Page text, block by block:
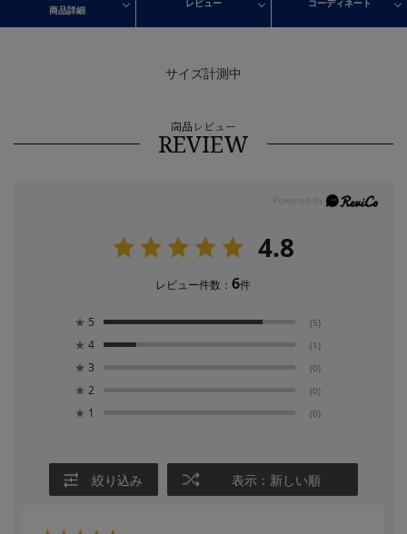
商品詳細
レビュー コーディネート
サイズ計測中
商品レビュー
REVIEW
4.8
レビュー件数：6件
★ 5 (5)
★ 4 (1)
★ 3 (0)
★ 2 (0)
★ 1 (0)
絞り込み 表示：新しい順